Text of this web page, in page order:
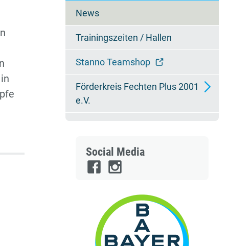
News
Trainingszeiten / Hallen
Stanno Teamshop
Förderkreis Fechten Plus 2001
e.V.
Ansprechpartner
Social Media